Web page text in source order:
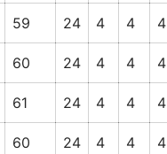
59 24 4 4 4
60 24 4 4 4
61 24 4 4 4
60 24 4 4 4